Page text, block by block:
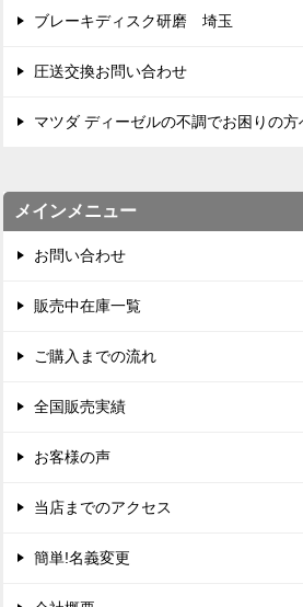
ブレーキディスク研磨 埼玉
圧送交換お問い合わせ
マツダ ディーゼルの不調でお困りの方
メインメニュー
お問い合わせ
販売中在庫一覧
ご購入までの流れ
全国販売実績
お客様の声
当店までのアクセス
簡単!名義変更